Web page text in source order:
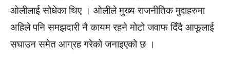
ओलीलाई सोधेका थिए । ओलीले मुख्य राजनीतिक मुद्दाहरुमा
अहिले पनि समझदारी नै कायम रहने मोटो जवाफ दिँदै आफूलाई
सघाउन समेत आग्रह गरेको जनाइएको छ ।